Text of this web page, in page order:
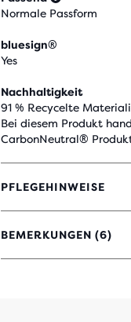
Normale Passform
bluesign®
Yes
Nachhaltigkeit
91 % Recycelte
Bei diesem Produkt
CarbonNeutral®
PFLEGEHINWEISE
BEMERKUNGEN (6)
4.5
VON